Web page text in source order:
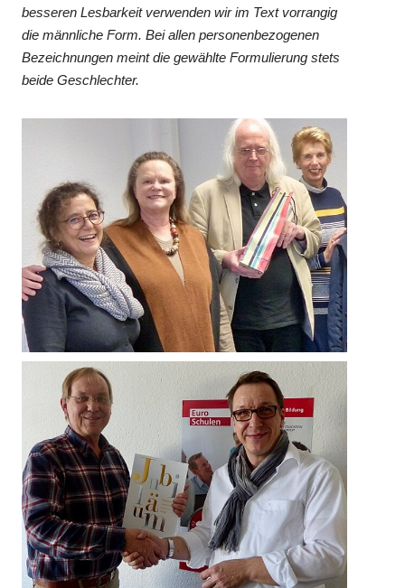
besseren Lesbarkeit verwenden wir im Text vorrangig
die männliche Form. Bei allen personenbezogenen
Bezeichnungen meint die gewählte Formulierung stets
beide Geschlechter.